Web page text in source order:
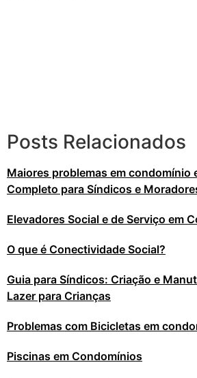
Posts Relacionados
Maiores problemas em condomínio
Completo para Síndicos e
Elevadores Social e de Serviço em
O que é Conectividade Social?
Guia para Síndicos: Criação e
Lazer para Crianças
Problemas com Bicicletas em
Piscinas em Condomínios